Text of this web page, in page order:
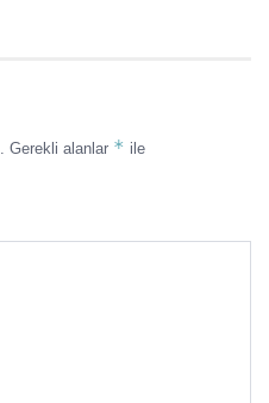
Gerekli alanlar * ile